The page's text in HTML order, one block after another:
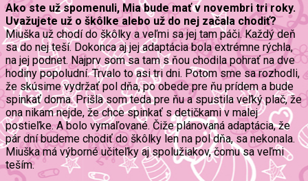
Ako ste už spomenuli, Mia bude mať v novembri tri roky.
Uvažujete už o škôlke alebo už do nej začala chodiť?
Miuška už chodí do škôlky a veľmi sa jej tam páči. Každý deň
sa do nej teší. Dokonca aj jej adaptácia bola extrémne rýchla,
na jej podnet. Najprv som sa tam s ňou chodila pohrať na dve
hodiny popoludní. Trvalo to asi tri dni. Potom sme sa rozhodli,
že skúsime vydržať pol dňa, po obede pre ňu prídem a bude
spinkať doma. Prišla som teda pre ňu a spustila veľký plač, že
ona nikam nejde, že chce spinkať s detičkami v malej
postieľke. A bolo vymaľované. Čiže plánovaná adaptácia, že
pár dní budeme chodiť do škôlky len na pol dňa, sa nekonala.
Miuška má výborné učiteľky aj spolužiakov, čomu sa veľmi
teším.